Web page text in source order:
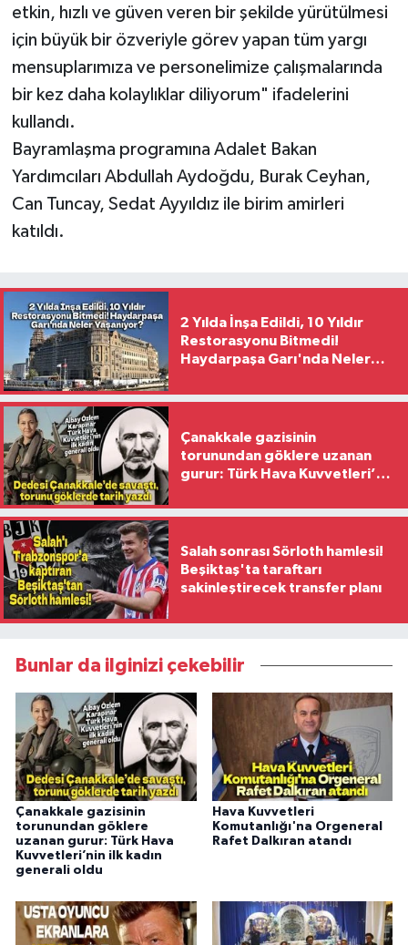
etkin, hızlı ve güven veren bir şekilde yürütülmesi
için büyük bir özveriyle görev yapan tüm yargı
mensuplarımıza ve personelimize çalışmalarında
bir kez daha kolaylıklar diliyorum" ifadelerini
kullandı.
Bayramlaşma programına Adalet Bakan
Yardımcıları Abdullah Aydoğdu, Burak Ceyhan,
Can Tuncay, Sedat Ayyıldız ile birim amirleri
katıldı.
2 Yılda İnşa Edildi, 10 Yıldır
Restorasyonu Bitmedi!
Haydarpaşa Garı'nda Neler
Çanakkale gazisinin
torunundan göklere uzanan
gurur: Türk Hava Kuvvetleri’nin
Salah sonrası Sörloth hamlesi!
Beşiktaş'ta taraftarı
sakinleştirecek transfer planı
Bunlar da ilginizi çekebilir
Çanakkale gazisinin
torunundan göklere
uzanan gurur: Türk Hava
Kuvvetleri’nin ilk kadın
generali oldu
Hava Kuvvetleri
Komutanlığı'na Orgeneral
Rafet Dalkıran atandı